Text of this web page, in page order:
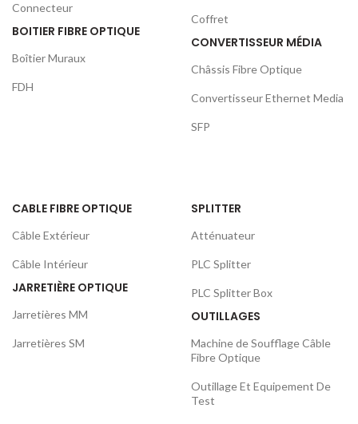
Connecteur
BOITIER FIBRE OPTIQUE
Boîtier Muraux
FDH
Coffret
CONVERTISSEUR MÉDIA
Châssis Fibre Optique
Convertisseur Ethernet Media
SFP
CABLE FIBRE OPTIQUE
Câble Extérieur
Câble Intérieur
JARRETIÈRE OPTIQUE
Jarretières MM
Jarretières SM
SPLITTER
Atténuateur
PLC Splitter
PLC Splitter Box
OUTILLAGES
Machine de Soufflage Câble
Fibre Optique
Outillage Et Equipement De
Test